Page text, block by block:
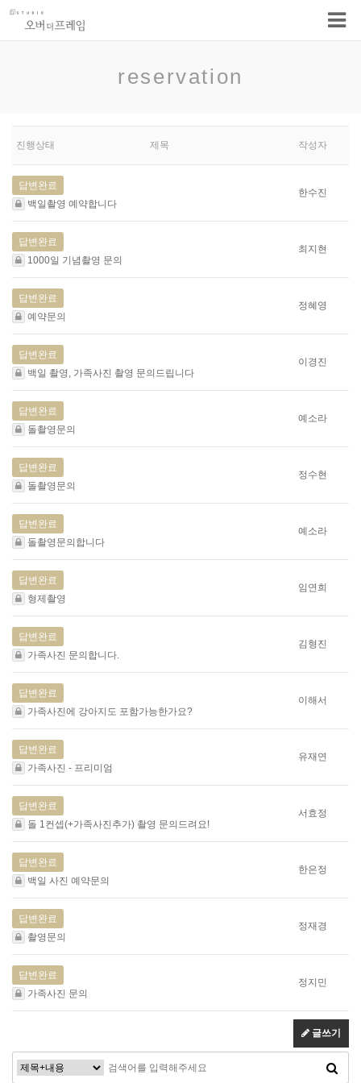
reservation
진행상태 제목 작성자
답변완료
백일촬영 예약합니다
한수진
답변완료
1000일 기념촬영 문의
최지현
답변완료
예약문의
정혜영
답변완료
백일 촬영, 가족사진 촬영 문의드립니다
이경진
답변완료
돌촬영문의
예소라
답변완료
돌촬영문의
정수현
답변완료
돌촬영문의합니다
예소라
답변완료
형제촬영
임연희
답변완료
가족사진 문의합니다.
김형진
답변완료
가족사진에 강아지도 포함가능한가요?
이해서
답변완료
가족사진 - 프리미엄
유재연
답변완료
돌 1컨셉(+가족사진추가) 촬영 문의드려요!
서효정
답변완료
백일 사진 예약문의
한은정
답변완료
촬영문의
정재경
답변완료
가족사진 문의
정지민
글쓰기